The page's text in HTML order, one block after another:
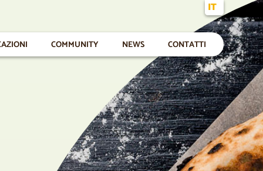
IT
COMMUNITY NEWS CONTATTI